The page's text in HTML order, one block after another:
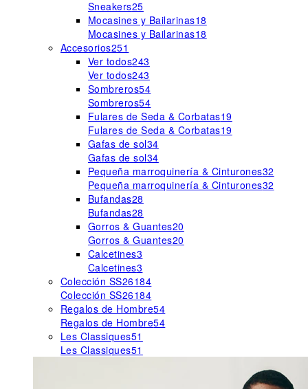
Sneakers25
Mocasines y Bailarinas18
Mocasines y Bailarinas18
Accesorios251
Ver todos243
Ver todos243
Sombreros54
Sombreros54
Fulares de Seda & Corbatas19
Fulares de Seda & Corbatas19
Gafas de sol34
Gafas de sol34
Pequeña marroquinería & Cinturones32
Pequeña marroquinería & Cinturones32
Bufandas28
Bufandas28
Gorros & Guantes20
Gorros & Guantes20
Calcetines3
Calcetines3
Colección SS26184
Colección SS26184
Regalos de Hombre54
Regalos de Hombre54
Les Classiques51
Les Classiques51